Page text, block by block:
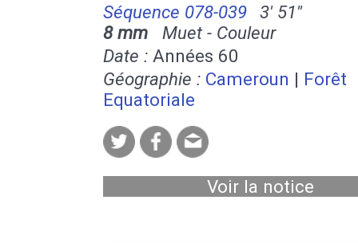
Séquence 078-039
3' 51''
8 mm Muet - Couleur
Date : Années 60
Géographie : Cameroun | Forêt
Equatoriale
Voir la notice